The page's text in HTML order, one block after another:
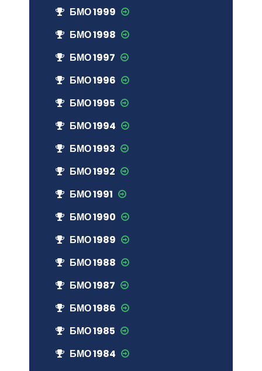
БМО 1999
БМО 1998
БМО 1997
БМО 1996
БМО 1995
БМО 1994
БМО 1993
БМО 1992
БМО 1991
БМО 1990
БМО 1989
БМО 1988
БМО 1987
БМО 1986
БМО 1985
БМО 1984